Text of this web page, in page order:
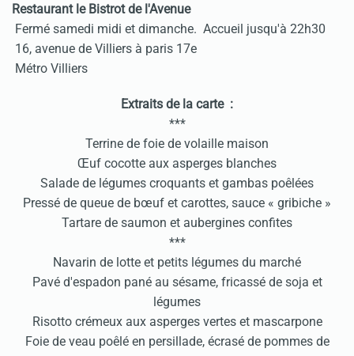
Restaurant le Bistrot de l'Avenue
Fermé samedi midi et dimanche. Accueil jusqu'à 22h30
16, avenue de Villiers à paris 17e
Métro Villiers
Extraits de la carte :
***
Terrine de foie de volaille maison
Œuf cocotte aux asperges blanches
Salade de légumes croquants et gambas poêlées
Pressé de queue de bœuf et carottes, sauce « gribiche »
Tartare de saumon et aubergines confites
***
Navarin de lotte et petits légumes du marché
Pavé d'espadon pané au sésame, fricassé de soja et
légumes
Risotto crémeux aux asperges vertes et mascarpone
Foie de veau poêlé en persillade, écrasé de pommes de